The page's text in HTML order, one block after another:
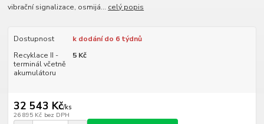
vibrační signalizace, osmijá... celý popis
Dostupnost
k dodání do 6 týdnů
Recyklace II -
terminál včetně
akumulátoru
5 Kč
32 543 Kč/ks
26 895 Kč bez DPH